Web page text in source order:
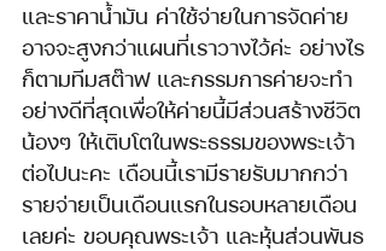
และราคาน้ำมัน ค่าใช้จ่ายในการจัดค่าย
อาจจะสูงกว่าแผนที่เราวางไว้ค่ะ อย่างไร
ก็ตามทีมสต๊าฟ และกรรมการค่ายจะทำ
อย่างดีที่สุดเพื่อให้ค่ายนี้มีส่วนสร้างชีวิต
น้องๆ ให้เติบโตในพระธรรมของพระเจ้า
ต่อไปนะคะ เดือนนี้เรามีรายรับมากกว่า
รายจ่ายเป็นเดือนแรกในรอบหลายเดือน
เลยค่ะ ขอบคุณพระเจ้า และหุ้นส่วนพันธ